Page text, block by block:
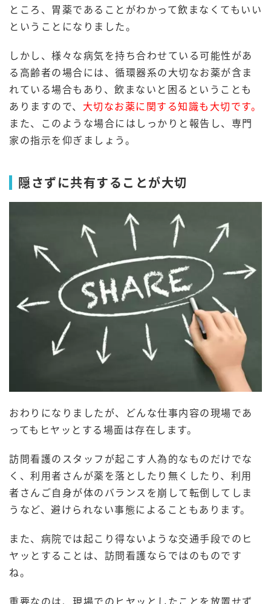
ところ、胃薬であることがわかって飲まなくてもいい
ということになりました。
しかし、様々な病気を持ち合わせている可能性があ
る高齢者の場合には、循環器系の大切なお薬が含ま
れている場合もあり、飲まないと困るということも
ありますので、 大切なお薬に関する知識も大切です。
また、このような場合にはしっかりと報告し、専門
家の指示を仰ぎましょう。
隠さずに共有することが大切
おわりになりましたが、どんな仕事内容の現場であ
ってもヒヤッとする場面は存在します。
訪問看護のスタッフが起こす人為的なものだけでな
く、利用者さんが薬を落としたり無くしたり、利用
者さんご自身が体のバランスを崩して転倒してしま
うなど、避けられない事態によることもあります。
また、病院では起こり得ないような交通手段でのヒ
ヤッとすることは、訪問看護ならではのものです
ね。
重要なのは、現場でのヒヤッとしたことを放置せず